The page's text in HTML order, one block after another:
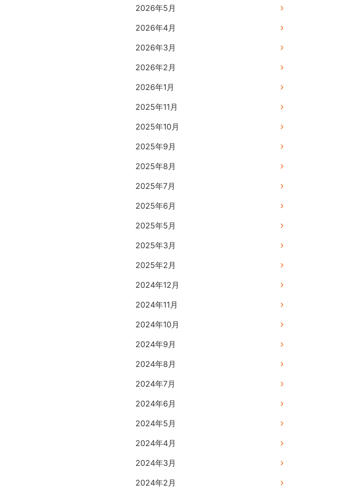
2026年5月
2026年4月
2026年3月
2026年2月
2026年1月
2025年11月
2025年10月
2025年9月
2025年8月
2025年7月
2025年6月
2025年5月
2025年3月
2025年2月
2024年12月
2024年11月
2024年10月
2024年9月
2024年8月
2024年7月
2024年6月
2024年5月
2024年4月
2024年3月
2024年2月